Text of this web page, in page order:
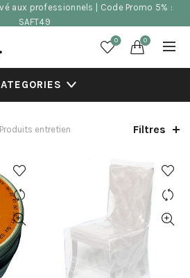
aux professionnels | Code Promo 5% :
SAFT49
0 0
Produits entretien Filtres